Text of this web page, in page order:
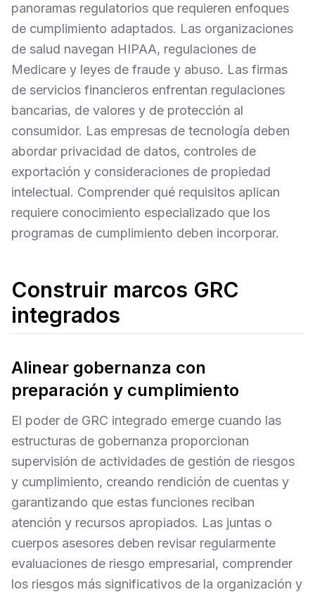
panoramas regulatorios que requieren enfoques
de cumplimiento adaptados. Las organizaciones
de salud navegan HIPAA, regulaciones de
Medicare y leyes de fraude y abuso. Las firmas
de servicios financieros enfrentan regulaciones
bancarias, de valores y de protección al
consumidor. Las empresas de tecnología deben
abordar privacidad de datos, controles de
exportación y consideraciones de propiedad
intelectual. Comprender qué requisitos aplican
requiere conocimiento especializado que los
programas de cumplimiento deben incorporar.
Construir marcos GRC
integrados
Alinear gobernanza con
preparación y cumplimiento
El poder de GRC integrado emerge cuando las
estructuras de gobernanza proporcionan
supervisión de actividades de gestión de riesgos
y cumplimiento, creando rendición de cuentas y
garantizando que estas funciones reciban
atención y recursos apropiados. Las juntas o
cuerpos asesores deben revisar regularmente
evaluaciones de riesgo empresarial, comprender
los riesgos más significativos de la organización y